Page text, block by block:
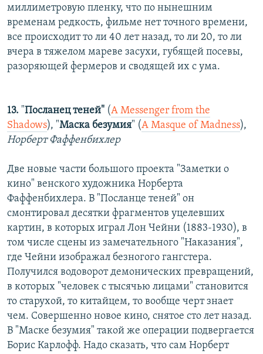
миллиметровую пленку, что по нынешним
временам редкость, фильме нет точного времени,
все происходит то ли 40 лет назад, то ли 20, то ли
вчера в тяжелом мареве засухи, губящей посевы,
разоряющей фермеров и сводящей их с ума.
13. "Посланец теней" (A Messenger from the
Shadows), "Маска безумия" (A Masque of Madness),
Норберт Фаффенбихлер
Две новые части большого проекта "Заметки о
кино" венского художника Норберта
Фаффенбихлера. В "Посланце теней" он
смонтировал десятки фрагментов уцелевших
картин, в которых играл Лон Чейни (1883-1930), в
том числе сцены из замечательного "Наказания",
где Чейни изображал безногого гангстера.
Получился водоворот демонических превращений,
в которых "человек с тысячью лицами" становится
то старухой, то китайцем, то вообще черт знает
чем. Совершенно новое кино, снятое сто лет назад.
В "Маске безумия" такой же операции подвергается
Борис Карлофф. Надо сказать, что сам Норберт